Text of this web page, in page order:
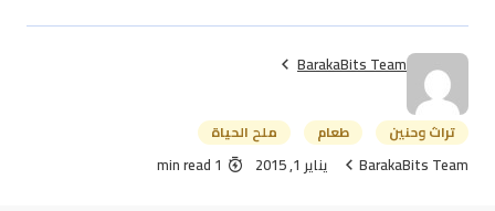
BarakaBits Team
تراث وحنين طعام ملح الحياة
BarakaBits Team يناير 1, 2015 1 min read